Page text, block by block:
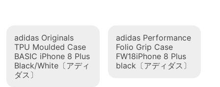
adidas Originals
TPU Moulded Case
BASIC iPhone 8 Plus
Black/White〔アディ
ダス〕
adidas Performance
Folio Grip Case
FW18iPhone 8 Plus
black〔アディダス〕